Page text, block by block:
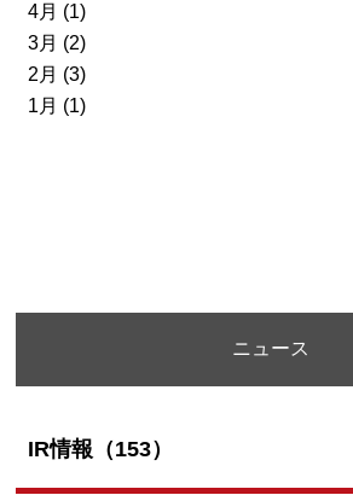
4月 (1)
3月 (2)
2月 (3)
1月 (1)
ニュース
IR情報（153）